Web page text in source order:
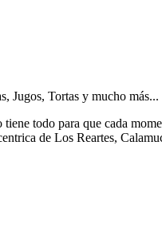
Jugos, Tortas y mucho más...
todo para que cada
de Los Reartes,